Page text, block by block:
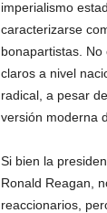
imperialismo
caracterizarse
bonapartistas.
claros a nivel
radical, a pesar
versión moderna
Si bien la
Ronald Reagan,
reaccionarios,